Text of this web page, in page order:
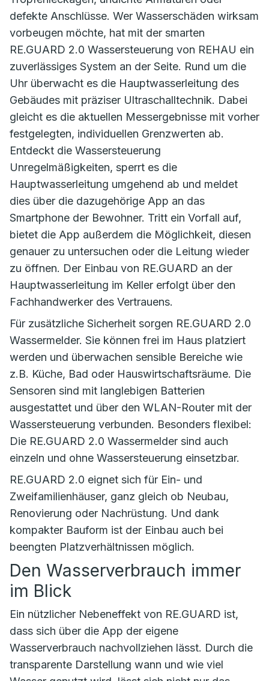
defekte Anschlüsse. Wer Wasserschäden wirksam
vorbeugen möchte, hat mit der smarten
RE.GUARD 2.0 Wassersteuerung von REHAU ein
zuverlässiges System an der Seite. Rund um die
Uhr überwacht es die Hauptwasserleitung des
Gebäudes mit präziser Ultraschalltechnik. Dabei
gleicht es die aktuellen Messergebnisse mit vorher
festgelegten, individuellen Grenzwerten ab.
Entdeckt die Wassersteuerung
Unregelmäßigkeiten, sperrt es die
Hauptwasserleitung umgehend ab und meldet
dies über die dazugehörige App an das
Smartphone der Bewohner. Tritt ein Vorfall auf,
bietet die App außerdem die Möglichkeit, diesen
genauer zu untersuchen oder die Leitung wieder
zu öffnen. Der Einbau von RE.GUARD an der
Hauptwasserleitung im Keller erfolgt über den
Fachhandwerker des Vertrauens.
Für zusätzliche Sicherheit sorgen RE.GUARD 2.0
Wassermelder. Sie können frei im Haus platziert
werden und überwachen sensible Bereiche wie
z.B. Küche, Bad oder Hauswirtschaftsräume. Die
Sensoren sind mit langlebigen Batterien
ausgestattet und über den WLAN-Router mit der
Wassersteuerung verbunden. Besonders flexibel:
Die RE.GUARD 2.0 Wassermelder sind auch
einzeln und ohne Wassersteuerung einsetzbar.
RE.GUARD 2.0 eignet sich für Ein- und
Zweifamilienhäuser, ganz gleich ob Neubau,
Renovierung oder Nachrüstung. Und dank
kompakter Bauform ist der Einbau auch bei
beengten Platzverhältnissen möglich.
Den Wasserverbrauch immer
im Blick
Ein nützlicher Nebeneffekt von RE.GUARD ist,
dass sich über die App der eigene
Wasserverbrauch nachvollziehen lässt. Durch die
transparente Darstellung wann und wie viel